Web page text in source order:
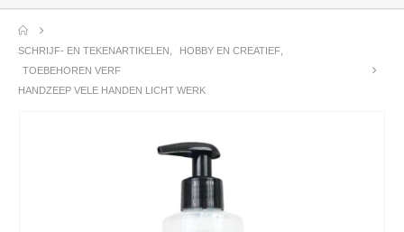
SCHRIJF- EN TEKENARTIKELEN HOBBY EN CREATIEF
TOEBEHOREN VERF
HANDZEEP VELE HANDEN LICHT WERK